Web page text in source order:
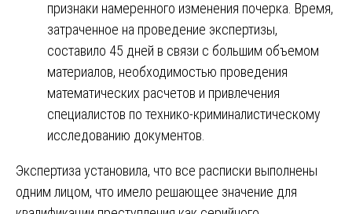
признаки намеренного изменения почерка. Время,
затраченное на проведение экспертизы,
составило 45 дней в связи с большим объемом
материалов, необходимостью проведения
математических расчетов и привлечения
специалистов по технико-криминалистическому
исследованию документов.
Экспертиза установила, что все расписки выполнены
одним лицом, что имело решающее значение для